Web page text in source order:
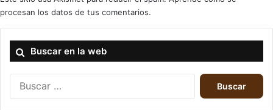
black lion records
procesan los datos de tus comentarios.
Buscar en la web
Buscar: